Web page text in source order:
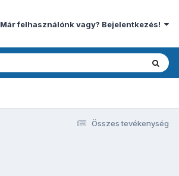
Már felhasználónk vagy? Bejelentkezés!
Összes tevékenység